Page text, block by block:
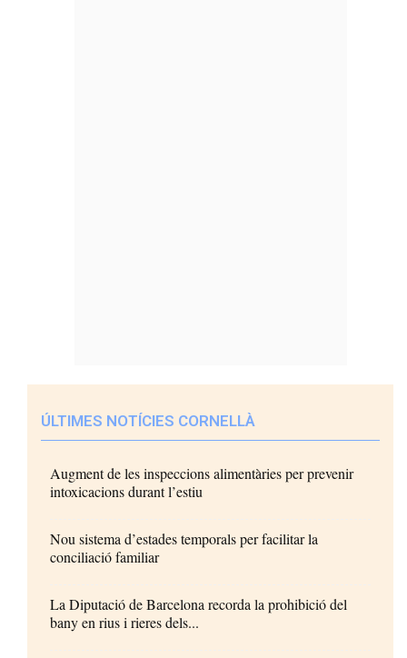
ÚLTIMES NOTÍCIES CORNELLÀ
Augment de les inspeccions alimentàries per prevenir
intoxicacions durant l’estiu
Nou sistema d’estades temporals per facilitar la
conciliació familiar
La Diputació de Barcelona recorda la prohibició del
bany en rius i rieres dels...